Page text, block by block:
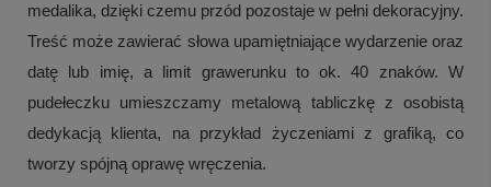
+2
Zobacz więcej
medalika, dzięki czemu przód pozostaje w pełni dekoracyjny.
Treść może zawierać słowa upamiętniające wydarzenie oraz
datę lub imię, a limit grawerunku to ok. 40 znaków. W
pudełeczku umieszczamy metalową tabliczkę z osobistą
dedykacją klienta, na przykład życzeniami z grafiką, co
tworzy spójną oprawę wręczenia.